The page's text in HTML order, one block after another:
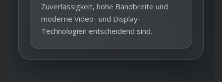
Zuverlässigkeit, hohe Bandbreite und
moderne Video- und Display-
Technologien entscheidend sind.